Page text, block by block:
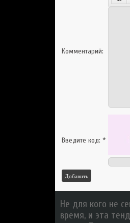
Комментарий:
Введите код: *
Добавить
Не для кого не
время, и эта